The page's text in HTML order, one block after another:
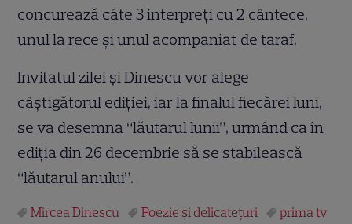
concurează câte 3 interpreți cu 2 cântece,
unul la rece și unul acompaniat de taraf.
Invitatul zilei și Dinescu vor alege
câștigătorul ediției, iar la finalul fiecărei luni,
se va desemna “lăutarul lunii”, urmând ca în
ediția din 26 decembrie să se stabilească
“lăutarul anului”.
Mircea Dinescu Poezie și delicatețuri prima tv